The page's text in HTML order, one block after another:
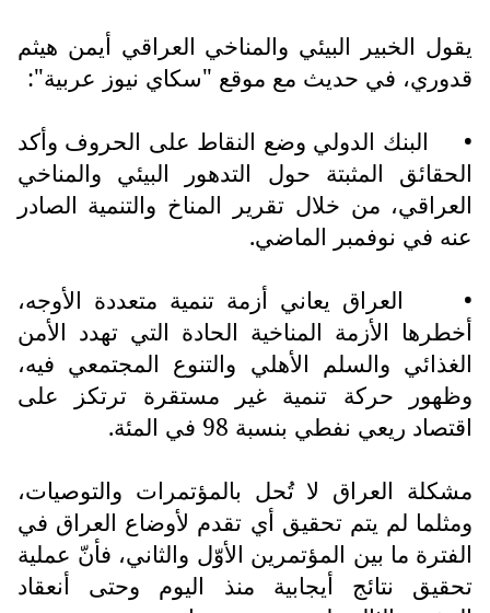
يقول الخبير البيئي والمناخي العراقي أيمن هيثم
قدوري، في حديث مع موقع "سكاي نيوز عربية":
•
البنك الدولي وضع النقاط على الحروف وأكد
الحقائق المثبتة حول التدهور البيئي والمناخي
العراقي، من خلال تقرير المناخ والتنمية الصادر
عنه في نوفمبر الماضي.
•
العراق يعاني أزمة تنمية متعددة الأوجه،
أخطرها الأزمة المناخية الحادة التي تهدد الأمن
الغذائي والسلم الأهلي والتنوع المجتمعي فيه،
وظهور حركة تنمية غير مستقرة ترتكز على
اقتصاد ريعي نفطي بنسبة 98 في المئة.
مشكلة العراق لا تُحل بالمؤتمرات والتوصيات،
ومثلما لم يتم تحقيق أي تقدم لأوضاع العراق في
الفترة ما بين المؤتمرين الأوّل والثاني، فأنّ عملية
تحقيق نتائج أيجابية منذ اليوم وحتى أنعقاد